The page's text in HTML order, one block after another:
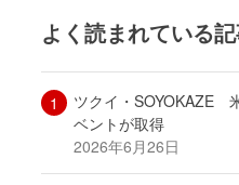
よく読まれている
ツクイ・SOYOKAZE
ベントが取得
2026年6月26日